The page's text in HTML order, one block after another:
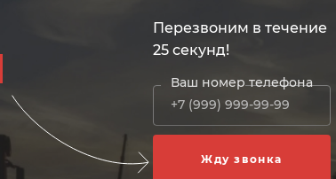
Перезвоним в течение
25 секунд!
Ваш номер телефона